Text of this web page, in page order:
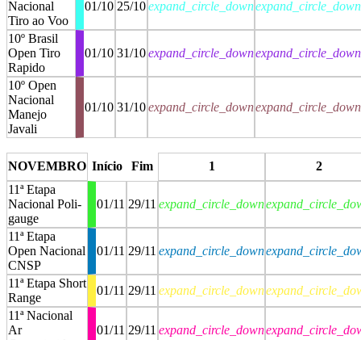
Nacional
Tiro ao Voo
01/10 25/10expand_circle_downexpand_circle_down
10º Brasil
Open Tiro
Rapido
01/10 31/10expand_circle_downexpand_circle_down
10º Open
Nacional
Manejo
Javali
01/10 31/10expand_circle_downexpand_circle_down
NOVEMBRO Início Fim 1
2
11ª Etapa
Nacional Poli-
gauge
01/11 29/11 expand_circle_down
11ª Etapa
Open Nacional
CNSP
01/11 29/11 expand_circle_down
11ª Etapa Short
Range
01/11 29/11 expand_circle_down
11ª Nacional
Ar
01/11 29/11 expand_circle_down